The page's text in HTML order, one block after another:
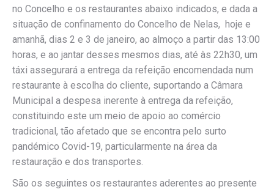
no Concelho e os restaurantes abaixo indicados, e dada a
situação de confinamento do Concelho de Nelas, hoje e
amanhã, dias 2 e 3 de janeiro, ao almoço a partir das 13:00
horas, e ao jantar desses mesmos dias, até às 22h30, um
táxi assegurará a entrega da refeição encomendada num
restaurante à escolha do cliente, suportando a Câmara
Municipal a despesa inerente à entrega da refeição,
constituindo este um meio de apoio ao comércio
tradicional, tão afetado que se encontra pelo surto
pandémico Covid-19, particularmente na área da
restauração e dos transportes.
São os seguintes os restaurantes aderentes ao presente